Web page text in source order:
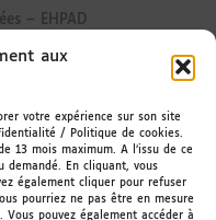
aux
votre expérience sur son site
/ Politique de cookies.
13 mois maximum. A l’issu de ce
demandé. En cliquant, vous
également cliquer pour refuser
pourriez ne pas être en mesure
pouvez également accéder à
– EHPAD
Alzheimer
de jour
de repas